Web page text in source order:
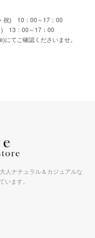
祝) 10：00～17：00
) 13：00～17：00
てご確認くださいませ。
人ナチュラル＆カジュアルな
います。